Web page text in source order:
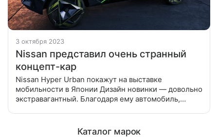
3 октября 2023
Nissan представил очень странный
концепт-кар
Nissan Hyper Urban покажут на выставке
мобильности в Японии Дизайн новинки — довольно
экстравагантный. Благодаря ему автомобиль,
Каталог марок